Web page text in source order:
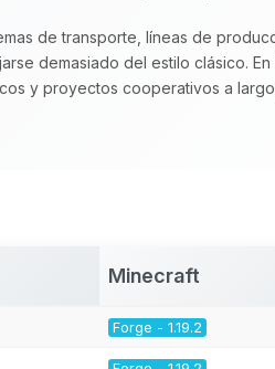
de transporte, líneas de
demasiado del estilo clásico. En
y proyectos cooperativos a
Minecraft
Forge - 1.19.2